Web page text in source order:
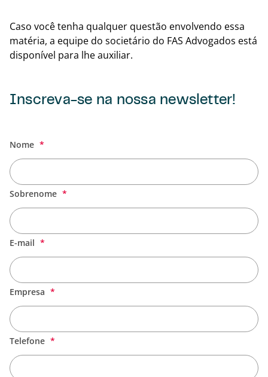
Caso você tenha qualquer questão envolvendo essa
matéria, a equipe do societário do FAS Advogados está
disponível para lhe auxiliar.
Inscreva-se na nossa newsletter!
Nome
Sobrenome
E-mail
Empresa
Telefone